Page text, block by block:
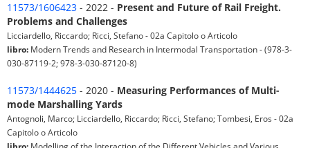
11573/1606423 - 2022 - Present and Future of Rail Freight.
Problems and Challenges
Licciardello, Riccardo; Ricci, Stefano - 02a Capitolo o Articolo
libro: Modern Trends and Research in Intermodal Transportation - (978-3-
030-87119-2; 978-3-030-87120-8)
11573/1444625 - 2020 - Measuring Performances of Multi-
mode Marshalling Yards
Antognoli, Marco; Licciardello, Riccardo; Ricci, Stefano; Tombesi, Eros - 02a
Capitolo o Articolo